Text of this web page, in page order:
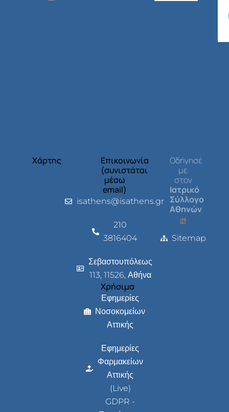
Χάρτης
Επικοινωνία
(συνιστάται
μέσω
email)
isathens@isathens.gr
210
3816404
Σεβαστουπόλεως
113, 11526, Αθήνα
Χρήσιμα
Εφημερίες
Νοσοκομείων
Αττικής
Εφημερίες
Φαρμακείων
Αττικής
(Live)
GDPR -
Οδήγησέ
με
στον
Ιατρικό
Σύλλογο
Αθηνών
Sitemap